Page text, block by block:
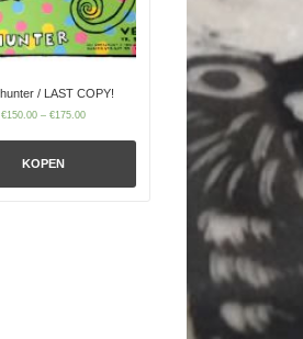
/ LAST COPY!
€150.00 –€175.00
KOPEN